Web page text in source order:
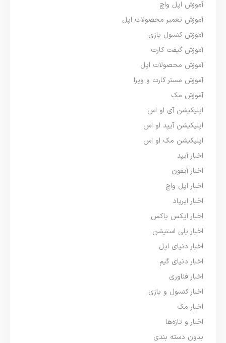
آموزش اپل واچ
آموزش تعمیر محصولات اپل
آموزش کنسول بازی
آموزش گیفت کارت
آموزش محصولات اپل
آموزش مستر کارت و ویزا
آموزش مک
اپلیکیشن آی او اس
اپلیکیشن آیپد او اس
اپلیکیشن مک او اس
اخبار آیپد
اخبار آیفون
اخبار اپل واچ
اخبار ایرپاد
اخبار ایکس باکس
اخبار پلی استیشن
اخبار دنیای اپل
اخبار دنیای گیم
اخبار فناوری
اخبار کنسول و بازی
اخبار مک
اخبار و تازه‌ها
بدون دسته بندی